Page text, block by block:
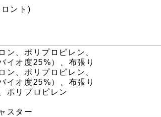
ント)
ン、ポリプロピレン、
オ度25%）、布張り
ン、ポリプロピレン、
オ度25%）、布張り
ポリプロピレン
スター